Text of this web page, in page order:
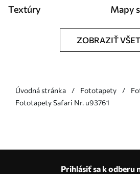
Textúry Mapy
ZOBRAZIŤ
Úvodná stránka Fototapety
Fototapety Safari Nr. u93761
Prihlásiť sa k odberu